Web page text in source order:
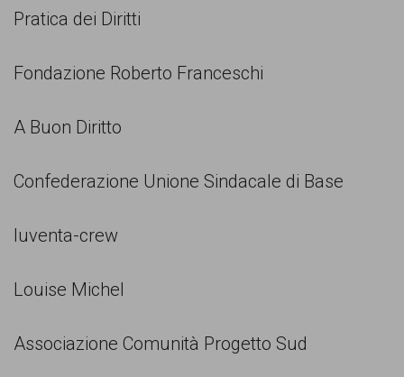
Pratica dei Diritti
Fondazione Roberto Franceschi
A Buon Diritto
Confederazione Unione Sindacale di Base
Iuventa-crew
Louise Michel
Associazione Comunità Progetto Sud